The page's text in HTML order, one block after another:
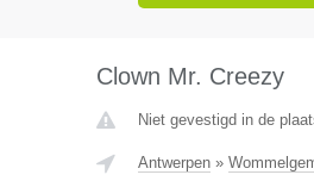
Clown Mr. Creezy
Niet gevestigd in de
Antwerpen»